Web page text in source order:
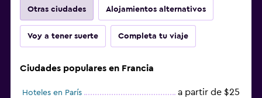
Otras ciudades Alojamientos alternativos
Voy a tener suerte Completa tu viaje
Ciudades populares en Francia
Hoteles en París a partir de $25